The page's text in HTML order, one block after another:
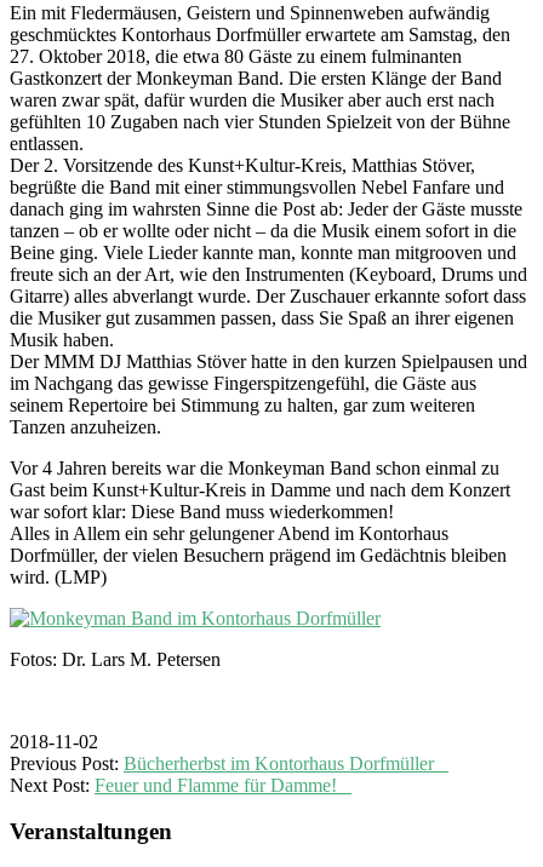
Ein mit Fledermäusen, Geistern und Spinnenweben aufwändig
geschmücktes Kontorhaus Dorfmüller erwartete am Samstag, den
27. Oktober 2018, die etwa 80 Gäste zu einem fulminanten
Gastkonzert der Monkeyman Band. Die ersten Klänge der Band
waren zwar spät, dafür wurden die Musiker aber auch erst nach
gefühlten 10 Zugaben nach vier Stunden Spielzeit von der Bühne
entlassen.
Der 2. Vorsitzende des Kunst+Kultur-Kreis, Matthias Stöver,
begrüßte die Band mit einer stimmungsvollen Nebel Fanfare und
danach ging im wahrsten Sinne die Post ab: Jeder der Gäste musste
tanzen – ob er wollte oder nicht – da die Musik einem sofort in die
Beine ging. Viele Lieder kannte man, konnte man mitgrooven und
freute sich an der Art, wie den Instrumenten (Keyboard, Drums und
Gitarre) alles abverlangt wurde. Der Zuschauer erkannte sofort dass
die Musiker gut zusammen passen, dass Sie Spaß an ihrer eigenen
Musik haben.
Der MMM DJ Matthias Stöver hatte in den kurzen Spielpausen und
im Nachgang das gewisse Fingerspitzengefühl, die Gäste aus
seinem Repertoire bei Stimmung zu halten, gar zum weiteren
Tanzen anzuheizen.
Vor 4 Jahren bereits war die Monkeyman Band schon einmal zu
Gast beim Kunst+Kultur-Kreis in Damme und nach dem Konzert
war sofort klar: Diese Band muss wiederkommen!
Alles in Allem ein sehr gelungener Abend im Kontorhaus
Dorfmüller, der vielen Besuchern prägend im Gedächtnis bleiben
wird. (LMP)
Fotos: Dr. Lars M. Petersen
2018-11-02
Previous Post: Bücherherbst im Kontorhaus Dorfmüller
Next Post: Feuer und Flamme für Damme!
Veranstaltungen